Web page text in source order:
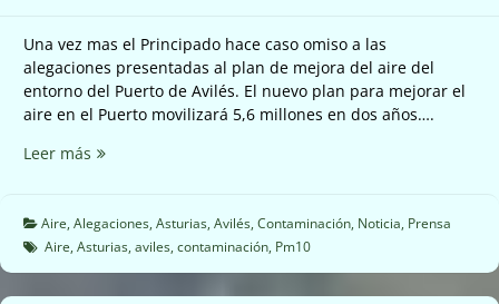
Musel
que
afectaría
a
Gijón
forma
Una vez mas el Principado hace caso omiso a las
alegaciones presentadas al plan de mejora del aire del
entorno del Puerto de Avilés. El nuevo plan para mejorar el
aire en el Puerto movilizará 5,6 millones en dos años….
Leer más Una
el
Principado
hace
caso
Aire, Alegaciones, Asturias, Avilés, Contaminación, Noticia, Prensa
Aire, Asturias, aviles, contaminación, Pm10